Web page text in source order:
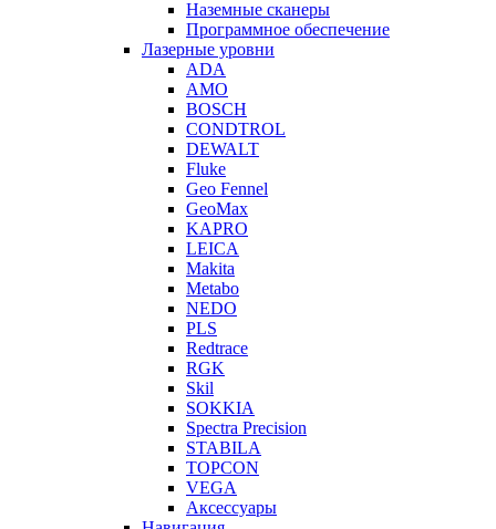
Наземные сканеры
Программное обеспечение
Лазерные уровни
ADA
AMO
BOSCH
CONDTROL
DEWALT
Fluke
Geo Fennel
GeoMax
KAPRO
LEICA
Makita
Metabo
NEDO
PLS
Redtrace
RGK
Skil
SOKKIA
Spectra Precision
STABILA
TOPCON
VEGA
Аксессуары